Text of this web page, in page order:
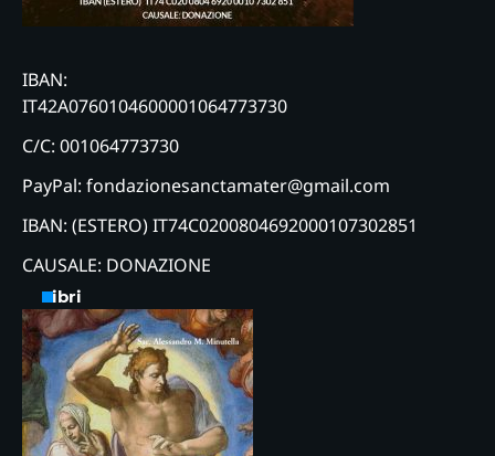
IBAN:
IT42A0760104600001064773730
C/C: 001064773730
PayPal: fondazionesanctamater@gmail.com
IBAN: (ESTERO) IT74C0200804692000107302851
CAUSALE: DONAZIONE
Libri